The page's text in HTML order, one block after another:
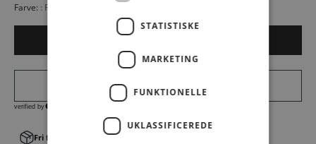
Farve: Rosa
Fri fragt v. køb over 499,00 kr.
STATISTISKE
MARKETING
FUNKTIONELLE
UKLASSIFICEREDE